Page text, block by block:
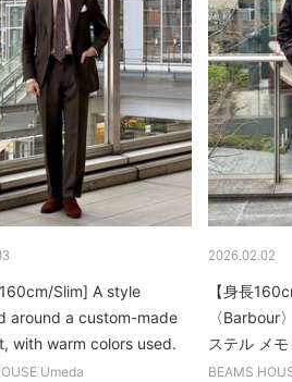
Slim] A style
around a custom-made
with warm colors used.
Umeda
2026.02.02
【身長
〈Barbour
ステル メ
BEAMS